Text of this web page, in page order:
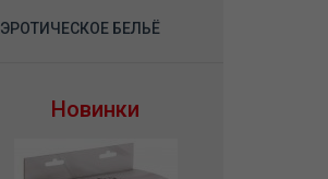
ЭРОТИЧЕСКОЕ БЕЛЬЁ
Новинки